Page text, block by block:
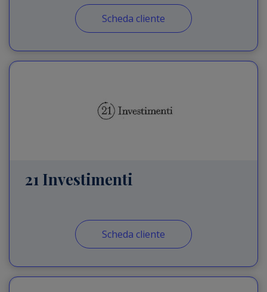
Scheda cliente
21 Investimenti
Scheda cliente